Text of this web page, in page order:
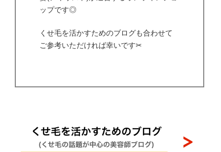
ップです◎
くせ毛を活かすためのブログも合わせて
ご参考いただければ幸いです✂︎